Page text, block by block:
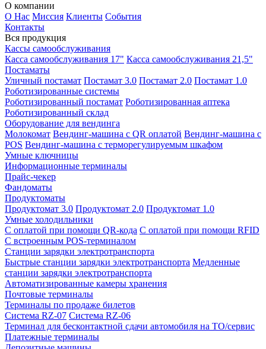
О компании
О Нас Миссия Клиенты События
Контакты
Вся продукция
Кассы самообслуживания
Касса самообслуживания 17" Касса самообслуживания 21,5"
Постаматы
Уличный постамат Постамат 3.0 Постамат 2.0 Постамат 1.0
Роботизированные системы
Роботизированный постамат Роботизированная аптека
Роботизированный склад
Оборудование для вендинга
Молокомат Вендинг-машина с QR оплатой Вендинг-машина с
POS Вендинг-машина с терморегулируемым шкафом
Умные ключницы
Информационные терминалы
Прайс-чекер
Фандоматы
Продуктоматы
Продуктомат 3.0 Продуктомат 2.0 Продуктомат 1.0
Умные холодильники
С оплатой при помощи QR-кода С оплатой при помощи RFID
С встроенным POS-терминалом
Станции зарядки электротранспорта
Быстрые станции зарядки электротранспорта Медленные
станции зарядки электротранспорта
Автоматизированные камеры хранения
Почтовые терминалы
Терминалы по продаже билетов
Система RZ-07 Система RZ-06
Терминал для бесконтактной сдачи автомобиля на ТО/сервис
Платежные терминалы